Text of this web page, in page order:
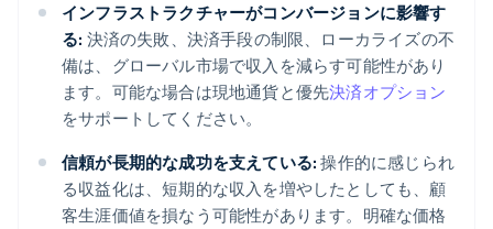
インフラストラクチャーがコンバージョンに影響す
る: 決済の失敗、決済手段の制限、ローカライズの不
備は、グローバル市場で収入を減らす可能性があり
ます。可能な場合は現地通貨と優先決済オプション
をサポートしてください。
信頼が長期的な成功を支えている: 操作的に感じられ
る収益化は、短期的な収入を増やしたとしても、顧
客生涯価値を損なう可能性があります。明確な価格